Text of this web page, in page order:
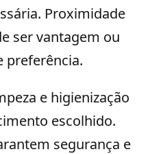
Proximidade
ser vantagem ou
preferência.
e higienização
escolhido.
segurança e